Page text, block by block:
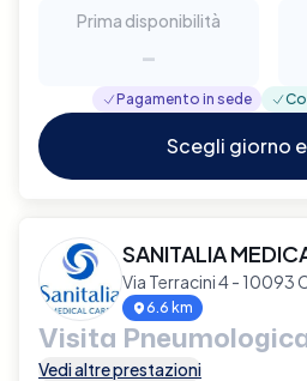
Prima disponibilità
-
Pagamento in sede
Scegli giorno
SANITALIA
Via Terracini 4 - 10093
6.6 km
Visita
Vedi altre prestazioni